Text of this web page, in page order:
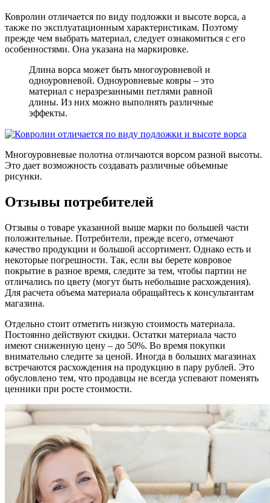
Ковролин отличается по виду подложки и высоте ворса, а
также по эксплуатационным характеристикам. Поэтому
прежде чем выбрать материал, следует ознакомиться с его
особенностями. Она указана на маркировке.
Длина ворса может быть многоуровневой и
одноуровневой. Одноуровневые ковры – это
материал с неразрезанными петлями равной
длины. Из них можно выполнять различные
эффекты.
Многоуровневые полотна отличаются ворсом разной высоты.
Это дает возможность создавать различные объемные
рисунки.
Отзывы потребителей
Отзывы о товаре указанной выше марки по большей части
положительные. Потребители, прежде всего, отмечают
качество продукции и большой ассортимент. Однако есть и
некоторые погрешности. Так, если вы берете ковровое
покрытие в разное время, следите за тем, чтобы партии не
отличались по цвету (могут быть небольшие расхождения).
Для расчета объема материала обращайтесь к консультантам
магазина.
Отдельно стоит отметить низкую стоимость материала.
Постоянно действуют скидки. Остатки материала часто
имеют сниженную цену – до 50%. Во время покупки
внимательно следите за ценой. Иногда в больших магазинах
встречаются расхождения на продукцию в пару рублей. Это
обусловлено тем, что продавцы не всегда успевают поменять
ценники при росте стоимости.